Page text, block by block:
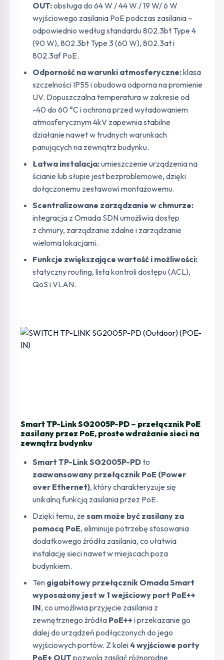
OUT:obsługa do 64 W / 44 W / 19 W/ 6 W
wyjściowego zasilania PoE podczas zasilania –
odpowiednio według standardu 802.3bt Type 4
(90 W), 802.3bt Type 3 (60 W), 802.3at i
802.3af PoE.
Odporność na warunki atmosferyczne:klasa
szczelności IP55 i obudowa odporna na promienie
UV. Dopuszczalna temperatura w zakresie od
-40 do 60 °C i ochrona przed wyładowaniem
atmosferycznym 4kV zapewnia stabilne
działanie nawet w trudnych warunkach
panujących na zewnątrz budynku.
Łatwa instalacja:umieszczenie urządzenia na
ścianie lub słupie jest bezproblemowe, dzięki
dołączonemu zestawowi montażowemu.
Scentralizowane zarządzanie w chmurze:
integracja z Omada SDN umożliwia dostęp
z chmury, zarządzanie zdalne i zarządzanie
wieloma lokacjami.
Funkcje zwiększające wartość i możliwości:
statyczny routing, lista kontroli dostępu (ACL),
QoS i VLAN.
Smart TP-Link SG2005P-PD – przełącznik PoE
zasilany przez PoE, proste wdrażanie sieci na
zewnątrz budynku
Smart TP-Link SG2005P-PDto
zaawansowany przełącznik PoE (Power
over Ethernet), który charakteryzuje się
unikalną funkcją zasilania przez PoE.
Dzięki temu, że sam może być zasilany za
pomocą PoE, eliminuje potrzebę stosowania
dodatkowego źródła zasilania, co ułatwia
instalację sieci nawet w miejscach poza
budynkiem.
Ten gigabitowy przełącznik Omada Smart
wyposażony jest w 1 wejściowy port PoE++
IN, co umożliwia przyjęcie zasilania z
zewnętrznego źródła PoE++ i przekazanie go
dalej do urządzeń podłączonych do jego
wyjściowych portów. Z kolei4 wyjściowe porty
PoE+ OUT pozwolą zasilać różnorodne